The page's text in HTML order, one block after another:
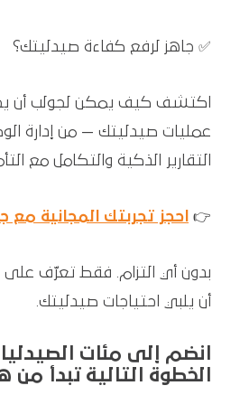
✅ جاهز لرفع كفاءة صيدليتك؟
اكتشف كيف يمكن لجولب أن
عمليات صيدليتك — من إدارة
التقارير الذكية والتكامل مع
👉 احجز تجربتك المجانية مع
بدون أي التزام. فقط تعرّف
أن يلبي احتياجات صيدليتك.
انضم إلى مئات
الخطوة التالية تبدأ من